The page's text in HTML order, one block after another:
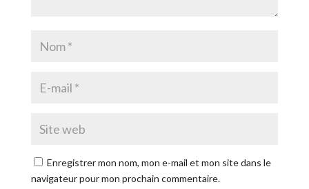
Enregistrer mon nom, mon e-mail et mon site dans le
navigateur pour mon prochain commentaire.